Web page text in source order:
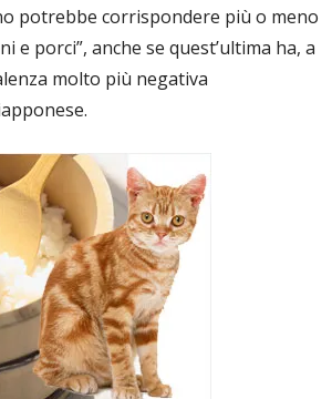
potrebbe corrispondere più o meno
e porci”, anche se quest’ultima ha, a
molto più negativa